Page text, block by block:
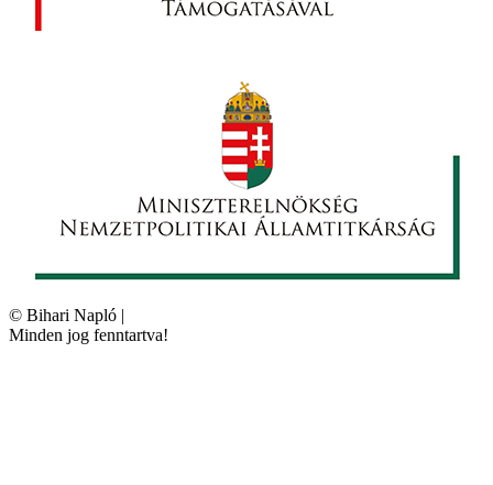
© Bihari Napló |
Minden jog fenntartva!